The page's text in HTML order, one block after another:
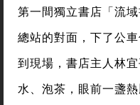
第一間獨立書店「流
總站的對面，下了公
到現場，書店主人林
水、泡茶，眼前一盞